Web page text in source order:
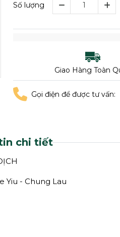
Số lượng
Giao Hàng Toàn
Gọi điện để được tư vấn:
chi tiết
Yiu - Chung Lau